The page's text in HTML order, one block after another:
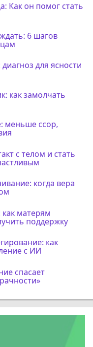
Как он помог стать
6 шагов
для ясности
как замолчать
меньше ссор,
с телом и стать
когда вера
матерям
поддержку
как
с ИИ
спасает